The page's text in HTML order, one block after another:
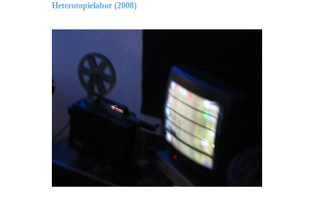
Heterotopielabor (2008)